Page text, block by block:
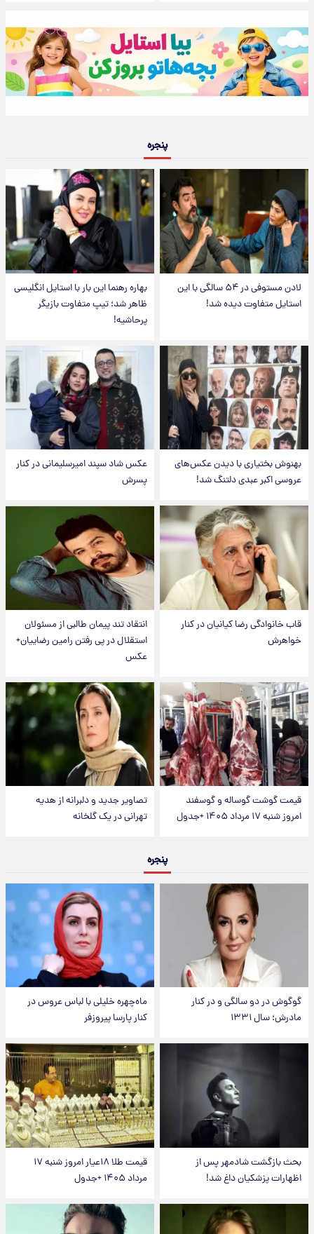
پنجره
لادن مستوفی در ۵۴ سالگی با این
استایل متفاوت دیده شد!
بهاره رهنما این بار با استایل انگلیسی
ظاهر شد؛ تیپ متفاوت بازیگر
پرحاشیه!
بهنوش بختیاری با دیدن عکس‌های
عروسی اکبر عبدی دلتنگ شد!
عکس شاد سپند امیرسلیمانی در کنار
پسرش
قاب خانوادگی رضا کیانیان در کنار
خواهرش
انتقاد تند پیمان طالبی از مسئولان
استقلال در پی رفتن رامین رضاییان+
عکس
قیمت گوشت گوساله و گوسفند
امروز شنبه ۱۷ مرداد ۱۴۰۵ +جدول
تصاویر جدید و دلبرانه از هدیه
تهرانی در یک گلخانه
پنجره
گوگوش در دو سالگی و در کنار
مادرش؛ سال ۱۳۳۱
ماه‌چهره خلیلی با لباس عروس در
کنار پارسا پیروزفر
بحث بازگشت شادمهر پس از
اظهارات پزشکیان داغ شد!
قیمت طلا ۱۸عیار امروز شنبه ۱۷
مرداد ۱۴۰۵ +جدول